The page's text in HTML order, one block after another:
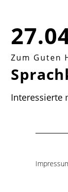
Zum Guten
Interessierte